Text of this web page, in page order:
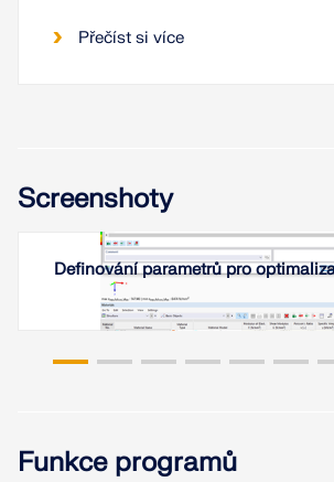
Přečíst si více
Screenshoty
Definování parametrů pro
Funkce programů